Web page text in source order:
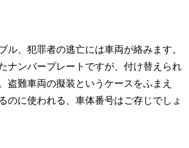
、犯罪者の逃亡には車両が絡みます。
ナンバープレートですが、付け替えられ
盗難車両の擬装というケースをふまえ
のに使われる、車体番号はご存じでしょ